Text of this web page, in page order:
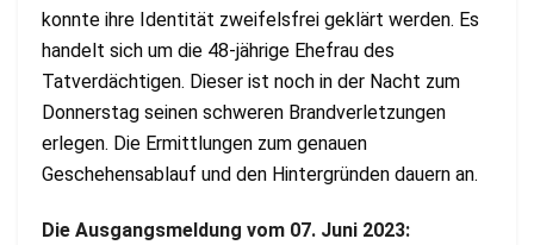
konnte ihre Identität zweifelsfrei geklärt werden. Es
handelt sich um die 48-jährige Ehefrau des
Tatverdächtigen. Dieser ist noch in der Nacht zum
Donnerstag seinen schweren Brandverletzungen
erlegen. Die Ermittlungen zum genauen
Geschehensablauf und den Hintergründen dauern an.
Die Ausgangsmeldung vom 07. Juni 2023: